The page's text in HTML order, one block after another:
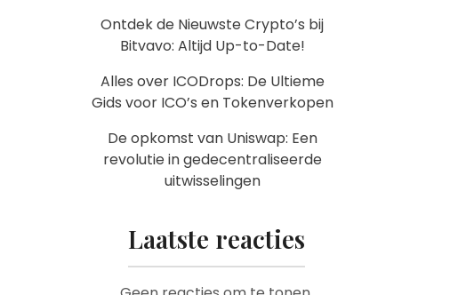
Ontdek de Nieuwste Crypto’s bij
Bitvavo: Altijd Up-to-Date!
Alles over ICODrops: De Ultieme
Gids voor ICO’s en Tokenverkopen
De opkomst van Uniswap: Een
revolutie in gedecentraliseerde
uitwisselingen
Laatste reacties